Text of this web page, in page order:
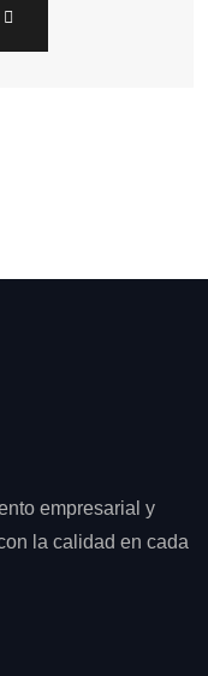
empresarial y
la calidad en cada